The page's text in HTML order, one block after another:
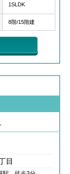
1SLDK
8階/15階建
目